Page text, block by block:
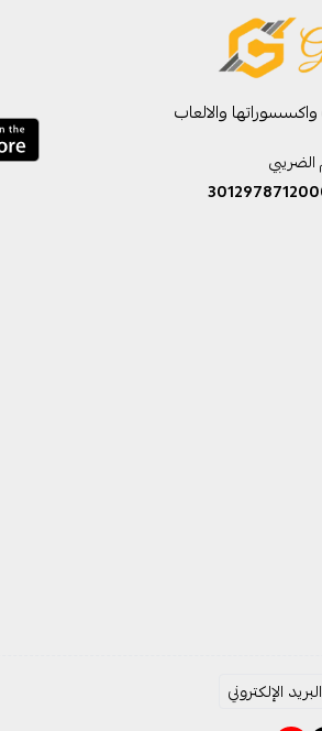
والالعاب
الضريبي
البريد الإلكتروني